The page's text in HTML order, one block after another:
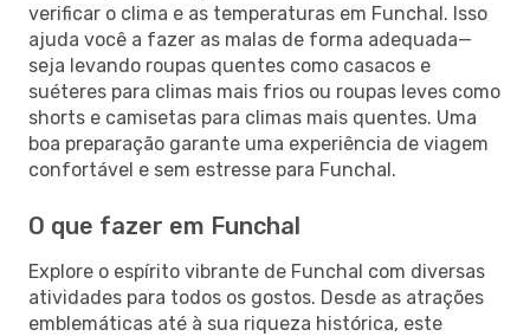
verificar o clima e as temperaturas em Funchal. Isso
ajuda você a fazer as malas de forma adequada—
seja levando roupas quentes como casacos e
suéteres para climas mais frios ou roupas leves como
shorts e camisetas para climas mais quentes. Uma
boa preparação garante uma experiência de viagem
confortável e sem estresse para Funchal.
O que fazer em Funchal
Explore o espírito vibrante de Funchal com diversas
atividades para todos os gostos. Desde as atrações
emblemáticas até à sua riqueza histórica, este